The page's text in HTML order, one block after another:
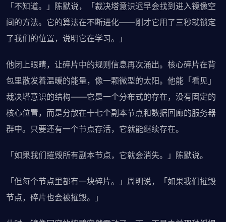
「不知道。」陈默说，「裁决塔意识迟早会找到进入镜像空
间的方法。它的算法在不断进化——刚才它用了三秒就锁定
了我们的位置，说明它在学习。」
他闭上眼睛，让碎片中的规则信息再次涌出。核心碎片在背
包里散发着温暖的能量，像一颗微型的太阳。他能「看见」
裁决塔意识的结构——它是一个分布式的存在，没有固定的
核心位置，而是分散在十七个副本节点和数据回廊的服务器
群中。只要还有一个节点存活，它就能继续存在。
「如果我们摧毁所有副本节点，它就会消失。」陈默说。
「但每个节点里都有一块碎片。」周明说，「如果我们摧毁
节点，碎片也会被摧毁。」